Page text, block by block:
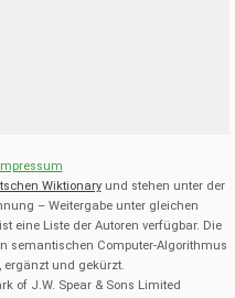
Wiktionaryund stehen unter der
– Weitergabe unter gleichen
eine Liste der Autoren verfügbar. Die
semantischen Computer-Algorithmus
ergänzt und gekürzt.
of J.W. Spear & Sons Limited